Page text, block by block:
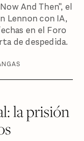
And Then", el
Lennon con IA,
en el Foro
de despedida.
la prisión